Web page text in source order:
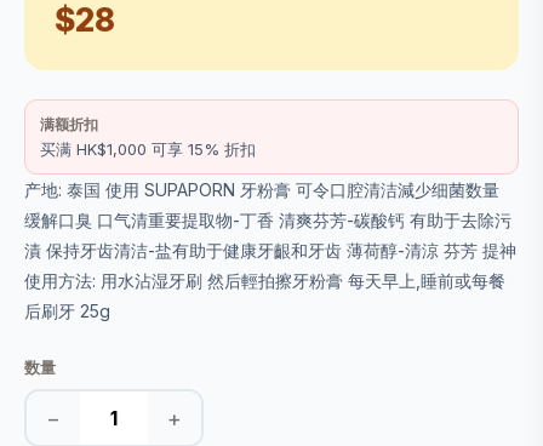
$28
满额折扣
买满 HK$1,000 可享 15% 折扣
产地: 泰国 使用 SUPAPORN 牙粉膏 可令口腔清洁減少细菌数量
缓解口臭 口气清重要提取物-丁香 清爽芬芳-碳酸钙 有助于去除污
漬 保持牙齿清洁-盐有助于健康牙齦和牙齿 薄荷醇-清涼 芬芳 提神
使用方法: 用水沾湿牙刷 然后輕拍擦牙粉膏 每天早上,睡前或每餐
后刷牙 25g
数量
− +